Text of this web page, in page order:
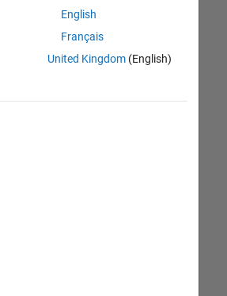
English
Français
United Kingdom(English)